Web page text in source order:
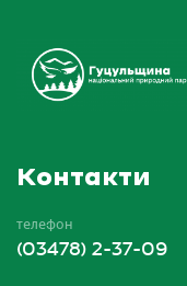
Контакти
телефон
(03478) 2-37-09